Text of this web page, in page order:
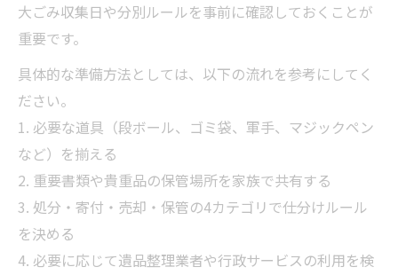
大ごみ収集日や分別ルールを事前に確認しておくことが
重要です。
具体的な準備方法としては、以下の流れを参考にしてく
ださい。
1. 必要な道具（段ボール、ゴミ袋、軍手、マジックペン
など）を揃える
2. 重要書類や貴重品の保管場所を家族で共有する
3. 処分・寄付・売却・保管の4カテゴリで仕分けルール
を決める
4. 必要に応じて遺品整理業者や行政サービスの利用を検